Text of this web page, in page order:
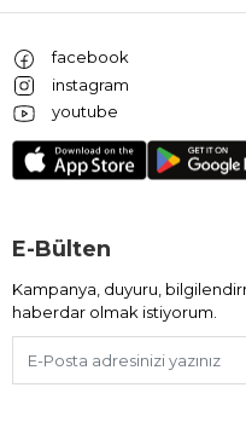
facebook
instagram
youtube
E-Bülten
Kampanya, duyuru,
haberdar olmak istiyorum.